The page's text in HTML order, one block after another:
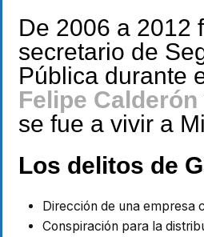
De 2006 a 2012
secretario de
Pública durante
Felipe Calderón
se fue a vivir a
Los delitos de
Dirección de una empresa
Conspiración para la